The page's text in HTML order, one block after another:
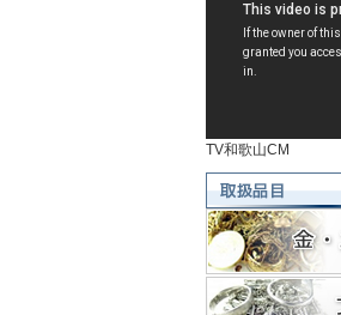
TV和歌山CM